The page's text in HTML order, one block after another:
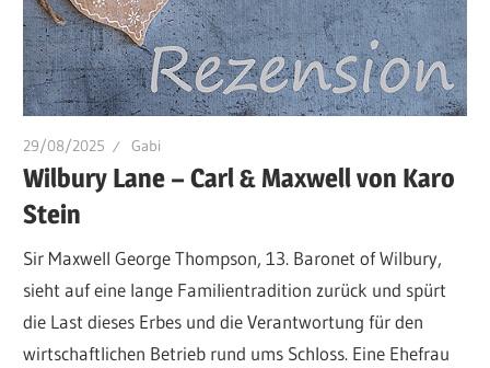
29/08/2025 Gabi
Wilbury Lane – Carl & Maxwell von Karo
Stein
Sir Maxwell George Thompson, 13. Baronet of Wilbury,
sieht auf eine lange Familientradition zurück und spürt
die Last dieses Erbes und die Verantwortung für den
wirtschaftlichen Betrieb rund ums Schloss. Eine Ehefrau